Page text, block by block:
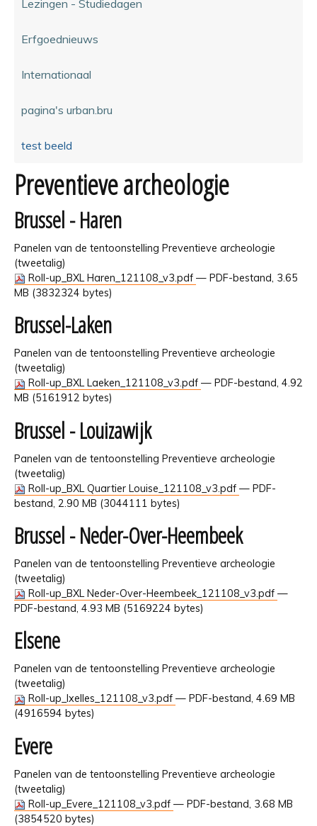
Lezingen - Studiedagen
Erfgoednieuws
Internationaal
pagina's urban.bru
test beeld
Preventieve archeologie
Brussel - Haren
Panelen van de tentoonstelling Preventieve archeologie
(tweetalig)
Roll-up_BXL Haren_121108_v3.pdf — PDF-bestand, 3.65
MB (3832324 bytes)
Brussel-Laken
Panelen van de tentoonstelling Preventieve archeologie
(tweetalig)
Roll-up_BXL Laeken_121108_v3.pdf — PDF-bestand, 4.92
MB (5161912 bytes)
Brussel - Louizawijk
Panelen van de tentoonstelling Preventieve archeologie
(tweetalig)
Roll-up_BXL Quartier Louise_121108_v3.pdf — PDF-
bestand, 2.90 MB (3044111 bytes)
Brussel - Neder-Over-Heembeek
Panelen van de tentoonstelling Preventieve archeologie
(tweetalig)
Roll-up_BXL Neder-Over-Heembeek_121108_v3.pdf —
PDF-bestand, 4.93 MB (5169224 bytes)
Elsene
Panelen van de tentoonstelling Preventieve archeologie
(tweetalig)
Roll-up_Ixelles_121108_v3.pdf — PDF-bestand, 4.69 MB
(4916594 bytes)
Evere
Panelen van de tentoonstelling Preventieve archeologie
(tweetalig)
Roll-up_Evere_121108_v3.pdf — PDF-bestand, 3.68 MB
(3854520 bytes)